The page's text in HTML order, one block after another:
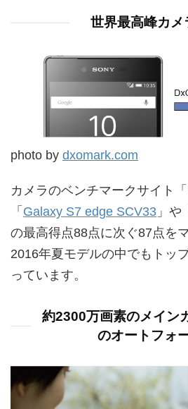
世界最高峰カメ
photo by dxomark.com
カメラのベンチマークサイト
「 Galaxy S7 edge SCV33 」や
の最高得点88点に次ぐ87点をマ
2016年夏モデルの中でもトッ
っています。
約2300万画素のメイン
のオートフォ